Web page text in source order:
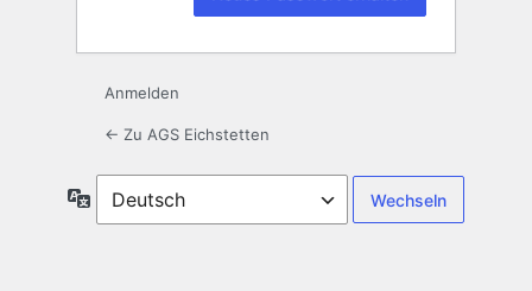
Anmelden
← Zu AGS Eichstetten
Sprache